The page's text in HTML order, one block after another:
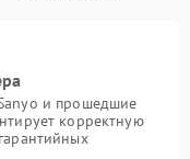
и прошедшие
корректную